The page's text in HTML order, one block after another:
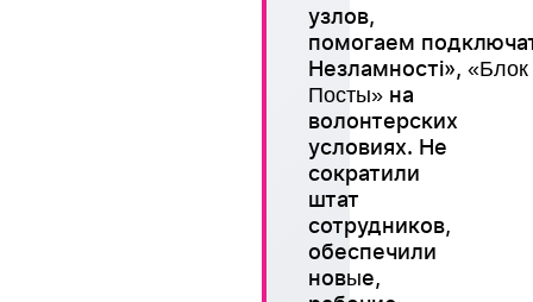
узлов,
помогаем
Незламності», «Блок
Посты» на
волонтерских
условиях. Не
сократили
штат
сотрудников,
обеспечили
новые,
Онлайн-підтримка